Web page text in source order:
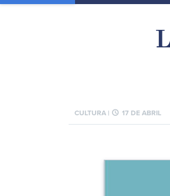
CULTURA | schedule 17 DE ABRIL